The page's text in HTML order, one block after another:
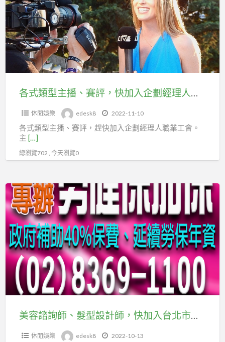
型
主
播、
賽
評，
快
職
業
工
會
投
保
各式類型主播、賽評，快加入企劃經理人職業工會投保
休閒娛樂 edesk8 2022-11-10
各式類型主播、賽評，趕快加入企劃經理人職業工會。
主 […]
總瀏覽702 , 今天瀏覽0
美
容
諮
詢
師、
髮
型
設
計
師，
美容諮詢師、髮型設計師，快加入台北市及新北市企劃經理人職業工會
休閒娛樂 edesk8 2022-10-13